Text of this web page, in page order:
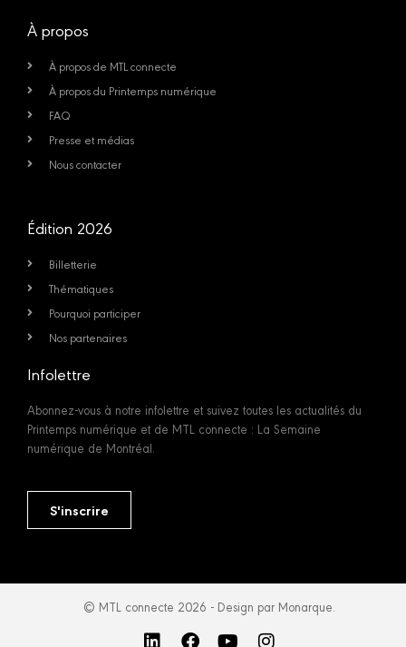
À propos
À propos de MTL connecte
À propos du Printemps numérique
FAQ
Presse et médias
Nous contacter
Édition 2026
Billetterie
Thématiques
Pourquoi participer
Nos partenaires
Infolettre
Abonnez-vous à notre infolettre et suivez toutes les actualités du
Printemps numérique et de MTL connecte : La Semaine
numérique de Montréal.
S'inscrire
© MTL connecte 2026 - Design par Monarque.